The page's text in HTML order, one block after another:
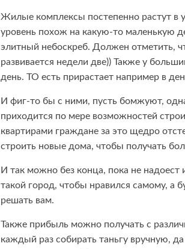
Жилые комплексы постепенно растут в
уровень похож на какую-то маленькую
элитный небоскреб. Должен отметить,
развивается недели две)) Также у
день. ТО есть прирастает например в
И фиг-то бы с ними, пусть бомжуют,
приходится по мере возможностей
квартирами граждане за это щедро
строить новые дома, чтобы получать
И так можно без конца, пока не надоест
такой город, чтобы нравился самому, а
решать вам.
Также прибыль можно получать с
каждый раз собирать таньгу вручную,